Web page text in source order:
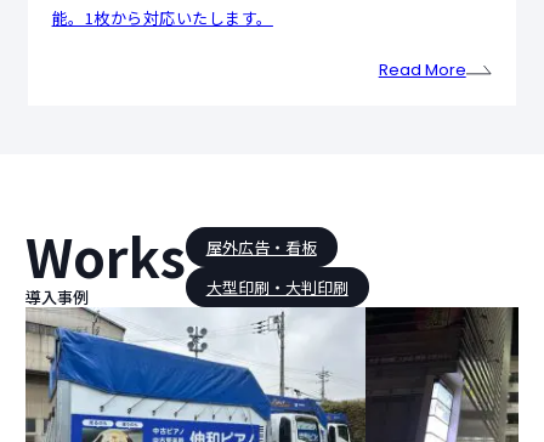
能。1枚から対応いたします。
Read More
Works
導入事例
屋外広告・看板
大型印刷・大判印刷